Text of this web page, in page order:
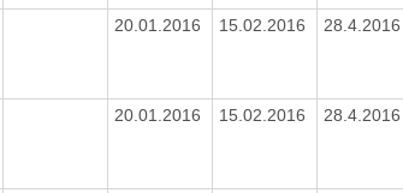
20.01.2016 15.02.2016
20.01.2016 15.02.2016